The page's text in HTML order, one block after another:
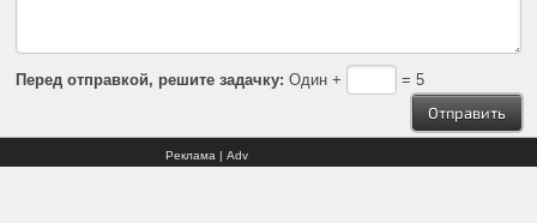
Перед отправкой, решите задачку: Один + = 5
Реклама | Adv